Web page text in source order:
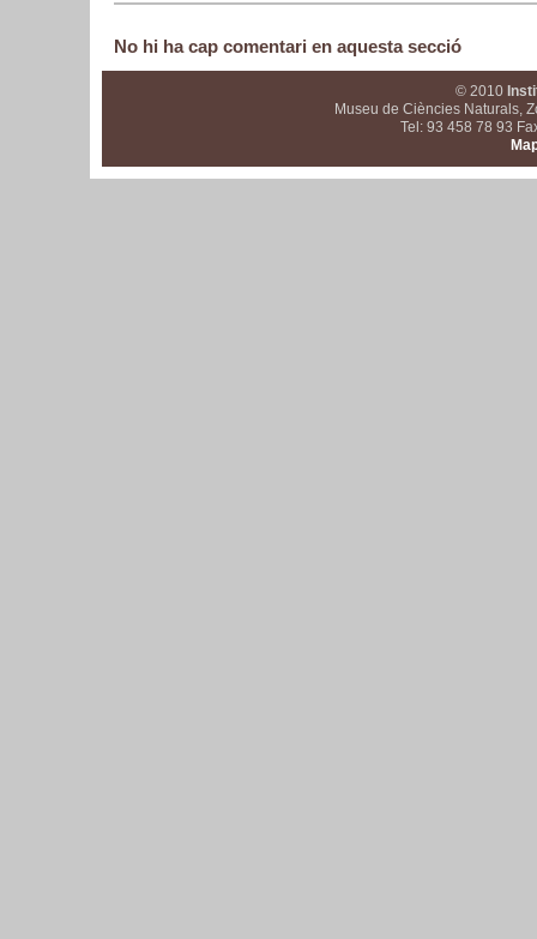
No hi ha cap comentari en aquesta secció
© 2010
Museu de Ciències Naturals,
Tel: 93 458 78 93